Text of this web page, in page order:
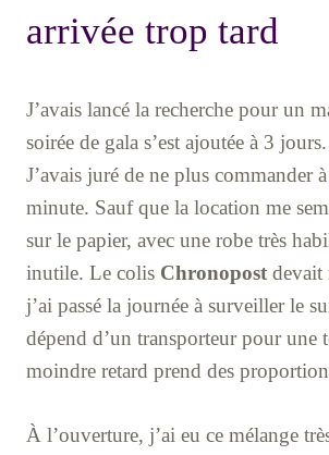
arrivée trop tard
J’avais lancé la recherche pour un
soirée de gala s’est ajoutée à 3
J’avais juré de ne plus commander
minute. Sauf que la location me
sur le papier, avec une robe très
inutile. Le colis Chronopost devait
j’ai passé la journée à surveiller le
dépend d’un transporteur pour une
moindre retard prend des
À l’ouverture, j’ai eu ce mélange